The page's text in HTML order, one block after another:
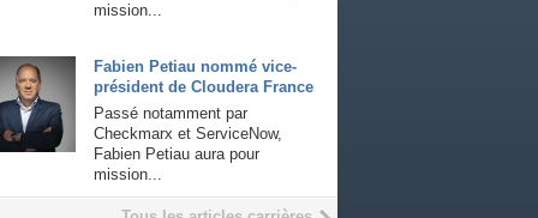
mission...
Fabien Petiau nommé vice-
président de Cloudera France
Passé notamment par
Checkmarx et ServiceNow,
Fabien Petiau aura pour
mission...